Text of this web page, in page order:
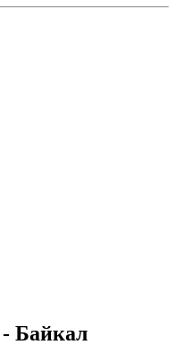
Байкал